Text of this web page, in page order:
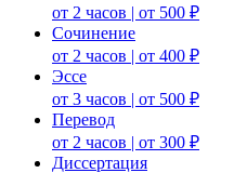
от 2 часов | от 500 ₽
Сочинение
от 2 часов | от 400 ₽
Эссе
от 3 часов | от 500 ₽
Перевод
от 2 часов | от 300 ₽
Диссертация